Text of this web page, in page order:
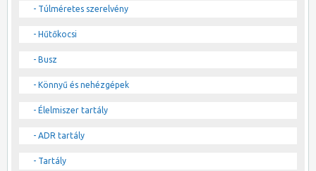
- Túlméretes szerelvény
- Hűtőkocsi
- Busz
- Könnyű és nehézgépek
- Élelmiszer tartály
- ADR tartály
- Tartály